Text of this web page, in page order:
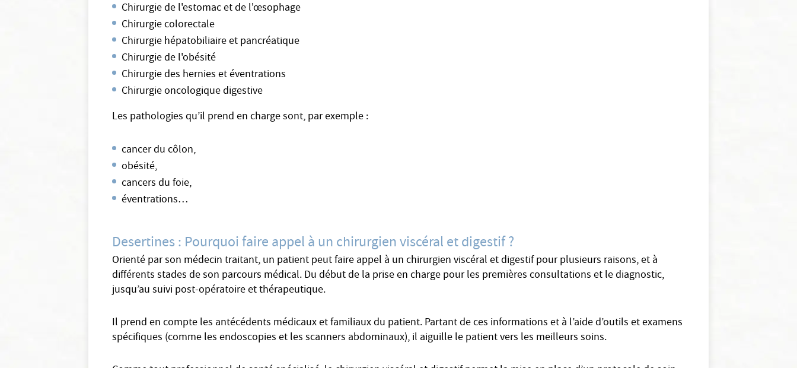
Chirurgie de l'estomac et de l'œsophage
Chirurgie colorectale
Chirurgie hépatobiliaire et pancréatique
Chirurgie de l'obésité
Chirurgie des hernies et éventrations
Chirurgie oncologique digestive
Les pathologies qu’il prend en charge sont, par exemple :
cancer du côlon,
obésité,
cancers du foie,
éventrations…
Desertines : Pourquoi faire appel à un chirurgien viscéral et digestif ?
Orienté par son médecin traitant, un patient peut faire appel à un chirurgien viscéral et digestif pour plusieurs raisons, et à
différents stades de son parcours médical. Du début de la prise en charge pour les premières consultations et le diagnostic,
jusqu’au suivi post-opératoire et thérapeutique.
Il prend en compte les antécédents médicaux et familiaux du patient. Partant de ces informations et à l’aide d’outils et examens
spécifiques (comme les endoscopies et les scanners abdominaux), il aiguille le patient vers les meilleurs soins.